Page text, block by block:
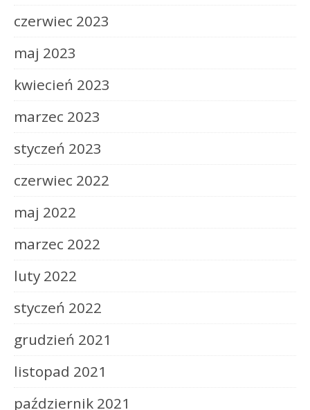
czerwiec 2023
maj 2023
kwiecień 2023
marzec 2023
styczeń 2023
czerwiec 2022
maj 2022
marzec 2022
luty 2022
styczeń 2022
grudzień 2021
listopad 2021
październik 2021